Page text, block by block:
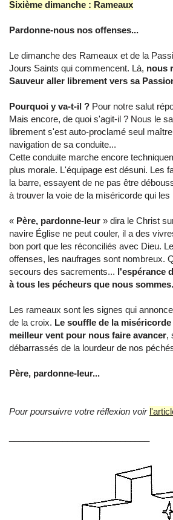
Sixième dimanche : Rameaux
Pardonne-nous nos offenses...
Le dimanche des Rameaux et de la
Jours Saints qui commencent. Là, nous
Sauveur aller librement vers sa
Pourquoi y va-t-il ? Pour notre salut
Mais encore, de quoi s'agit-il ? Nous le
librement s'est auto-proclamé seul
navigation de sa conduite...
Cette conduite marche encore
plus morale. L'équipage est désuni. Les
la barre, essayent de ne pas être
à trouver la voie de la miséricorde qui les
« Père, pardonne-leur » dira le Christ
navire Église ne peut couler, il a des
bon port que les réconciliés avec Dieu.
offenses, les naufrages sont nombreux.
secours des sacrements... l'espérance
à tous les pécheurs que nous sommes.
Les rameaux sont les signes qui
de la croix. Le souffle de la
meilleur vent pour nous faire avancer,
débarrassés de la lourdeur de nos
Père, pardonne-leur...
Pour poursuivre votre réflexion voir